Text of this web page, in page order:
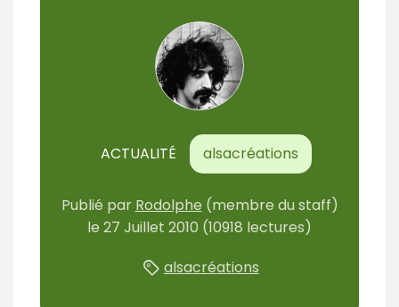
ACTUALITÉ alsacréations
Publié par Rodolphe (membre du staff)
le 27 Juillet 2010 (10918 lectures)
alsacréations